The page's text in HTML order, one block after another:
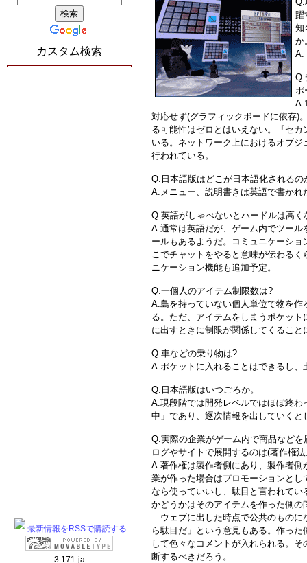
躍
知
か
A.
Q.
ポ
対応せず(グラフィックボードに依存)
る可能性はゼロとはいえない。『セ
いる。ネットワーク上におけるオブ
行われている。
Q.日本語版はどこが日本語化されるの
A.メニュー、説明書きは英語で書かれ
Q.英語がしゃべないとハードルは高
A.通常は英語だが、ゲーム内でツー
ールもあるようだ。コミュニケーシ
こでチャットをやると意味が伝わる
ニケーション機能も追加予定。
Q.一個人のアイテム制限数は?
A.島を持っていない個人単位で物を
る。ただ、アイテムをしまうポケッ
に出すときに制限が関係してくること
Q.車などの乗り物は?
A.ポケットに入れることはできるし
Q.日本語版はいつごろか。
A.現段階では開発レベルではほぼ終
中」であり、逐次情報を出していくと
Q.実際の企業がゲーム内で商品など
ログやサイトで展開するのは(著作権
A.著作権は製作者側にあり、製作者
業が作った場合はプロモーションと
なら使っていいし、駄目と言われて
かどうかはそのアイテムを作った側の
ウェブに出した時点で公共のものに
ら駄目だ」という意見もある。作っ
して色々なコメントが入れられる。
断するべきだろう。
カスタム検索
最新情報をRSSで購読する
3.171-ja